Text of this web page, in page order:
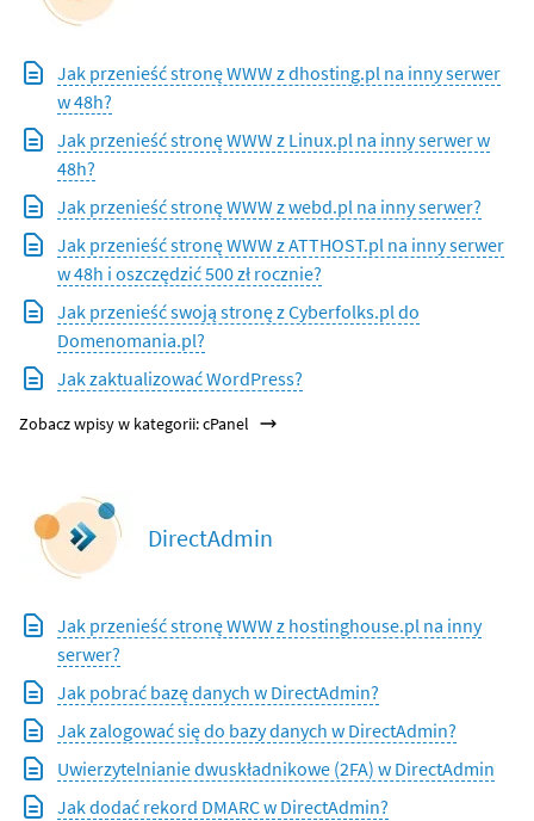
Jak przenieść stronę WWW z dhosting.pl na inny serwer
w 48h?
Jak przenieść stronę WWW z Linux.pl na inny serwer w
48h?
Jak przenieść stronę WWW z webd.pl na inny serwer?
Jak przenieść stronę WWW z ATTHOST.pl na inny serwer
w 48h i oszczędzić 500 zł rocznie?
Jak przenieść swoją stronę z Cyberfolks.pl do
Domenomania.pl?
Jak zaktualizować WordPress?
Zobacz wpisy w kategorii: cPanel
DirectAdmin
Jak przenieść stronę WWW z hostinghouse.pl na inny
serwer?
Jak pobrać bazę danych w DirectAdmin?
Jak zalogować się do bazy danych w DirectAdmin?
Uwierzytelnianie dwuskładnikowe (2FA) w DirectAdmin
Jak dodać rekord DMARC w DirectAdmin?